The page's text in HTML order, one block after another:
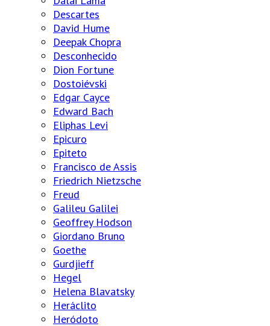
Descartes
David Hume
Deepak Chopra
Desconhecido
Dion Fortune
Dostoiévski
Edgar Cayce
Edward Bach
Eliphas Levi
Epicuro
Epiteto
Francisco de Assis
Friedrich Nietzsche
Freud
Galileu Galilei
Geoffrey Hodson
Giordano Bruno
Goethe
Gurdjieff
Hegel
Helena Blavatsky
Heráclito
Heródoto